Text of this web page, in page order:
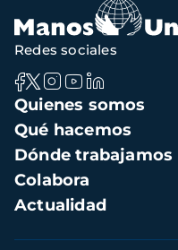
Navegación
principal
Quienes somos
Qué hacemos
Dónde trabajamos
Colabora
Actualidad
Redes sociales